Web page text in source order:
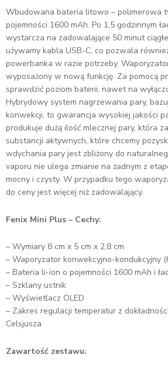
Wbudowana bateria litowo – polimerowa
pojemności 1600 mAh. Po 1,5 godzinnym
wystarcza na zadowalające 50 minut
używamy kabla USB-C, co pozwala
powerbanka w razie potrzeby.
wyposażony w nową funkcję. Za pomocą
sprawdzić poziom baterii, nawet na
Hybrydowy system nagrzewania pary,
konwekcji, to gwarancja wysokiej jakości
produkuje dużą ilość mlecznej pary, która
substancji aktywnych, które chcemy
wdychania pary jest zbliżony do
vaporu nie ulega zmianie na żadnym z
mocny i czysty. W przypadku tego
do ceny jest więcej niż zadowalający.
Fenix Mini Plus – Cechy:
– Wymiary 8 cm x 5 cm x 2,8 cm
– Waporyzator konwekcyjno-kondukcyjny
– Bateria li-ion o pojemności 1600 mAh i
– Szklany ustnik
– Wyświetlacz OLED
– Zakres regulacji temperatur z
Celsjusza
Zawartość zestawu: